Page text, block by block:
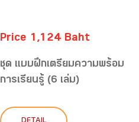
Price 1,124 Baht
ชุด แบบฝึกเตรียมความพร้อม
การเรียนรู้ (6 เล่ม)